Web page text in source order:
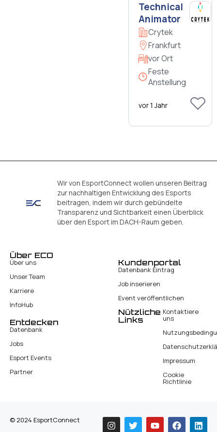
Technical
Animator
Crytek
Frankfurt
vor Ort
Feste
Anstellung
vor 1 Jahr
Wir von EsportConnect wollen unseren Beitrag
zur nachhaltigen Entwicklung des Esports
beitragen, indem wir durch gebündelte
Transparenz und Sichtbarkeit einen Überblick
über den Esport im DACH-Raum geben.
Über ECO
Über uns
Unser Team
Karriere
InfoHub
Kundenportal
Datenbank Eintrag
Job inserieren
Event veröffentlichen
Entdecken
Datenbank
Jobs
Esport Events
Partner
Nützliche
Links
Kontaktiere
uns
Impressum
Cookie
Richtlinie
© 2024 EsportConnect